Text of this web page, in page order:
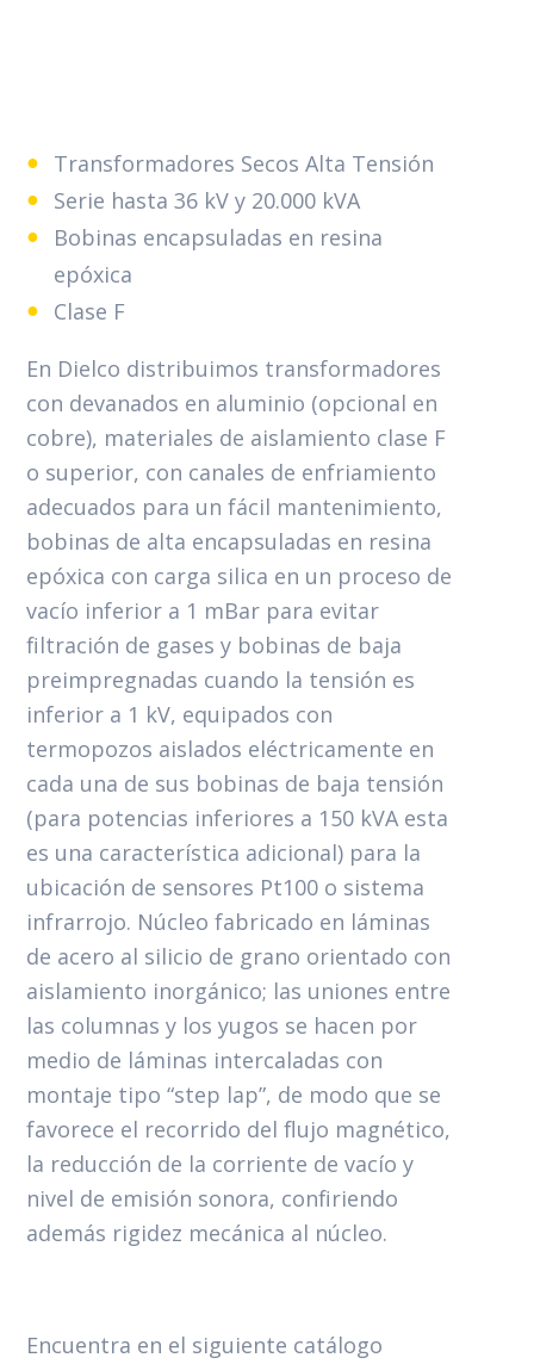
Transformadores Secos Alta Tensión
Serie hasta 36 kV y 20.000 kVA
Bobinas encapsuladas en resina
epóxica
Clase F
En Dielco distribuimos transformadores
con devanados en aluminio (opcional en
cobre), materiales de aislamiento clase F
o superior, con canales de enfriamiento
adecuados para un fácil mantenimiento,
bobinas de alta encapsuladas en resina
epóxica con carga silica en un proceso de
vacío inferior a 1 mBar para evitar
filtración de gases y bobinas de baja
preimpregnadas cuando la tensión es
inferior a 1 kV, equipados con
termopozos aislados eléctricamente en
cada una de sus bobinas de baja tensión
(para potencias inferiores a 150 kVA esta
es una característica adicional) para la
ubicación de sensores Pt100 o sistema
infrarrojo. Núcleo fabricado en láminas
de acero al silicio de grano orientado con
aislamiento inorgánico; las uniones entre
las columnas y los yugos se hacen por
medio de láminas intercaladas con
montaje tipo “step lap”, de modo que se
favorece el recorrido del flujo magnético,
la reducción de la corriente de vacío y
nivel de emisión sonora, confiriendo
además rigidez mecánica al núcleo.
Encuentra en el siguiente catálogo